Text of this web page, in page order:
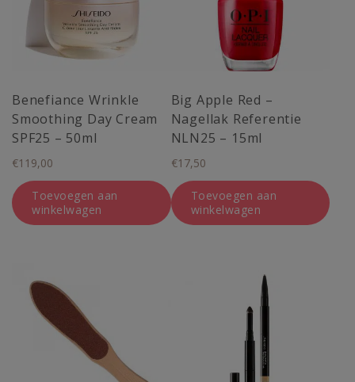
Benefiance Wrinkle
Smoothing Day Cream
SPF25 – 50ml
€119,00
Toevoegen aan
winkelwagen
Big Apple Red –
Nagellak Referentie
NLN25 – 15ml
€17,50
Toevoegen aan
winkelwagen